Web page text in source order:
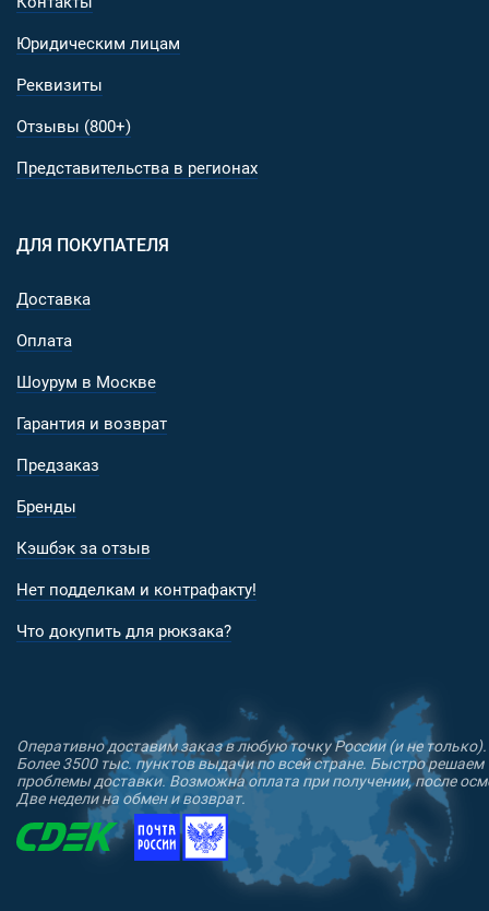
Юридическим лицам
Реквизиты
Отзывы (800+)
Представительства в регионах
ДЛЯ ПОКУПАТЕЛЯ
Доставка
Оплата
Шоурум в Москве
Гарантия и возврат
Предзаказ
Бренды
Кэшбэк за отзыв
Нет подделкам и контрафакту!
Что докупить для рюкзака?
Оперативно доставим заказ в любую точку России (и не только).
Более 3500 тыс. пунктов выдачи по всей стране. Быстро решаем
проблемы доставки. Возможна оплата при получении, после
Две недели на обмен и возврат.